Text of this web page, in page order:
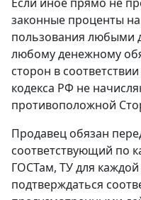
законные проценты
пользования любыми
любому денежному
сторон в
кодекса РФ не
противоположной
Продавец обязан
соответствующий по
ГОСТам, ТУ для
подтверждаться